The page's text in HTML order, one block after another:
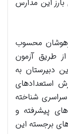
این مدارس
محسوب
طریق آزمون
دبیرستان به
استعدادهای
شناخته
پیشرفته و
برجسته این